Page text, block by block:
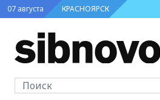
07 августа КРАСНОЯРСК